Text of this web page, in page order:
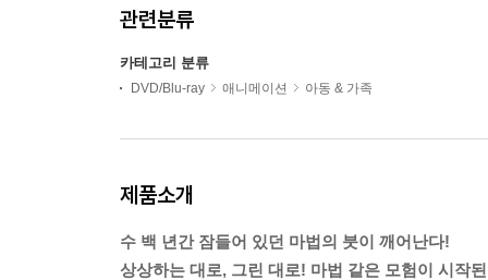
관련분류
카테고리 분류
DVD/Blu-ray 애니메이션 아동 & 가족
제품소개
수 백 년간 잠들어 있던 마법의 붓이 깨어난다!
상상하는 대로, 그린 대로! 마법 같은 모험이 시작